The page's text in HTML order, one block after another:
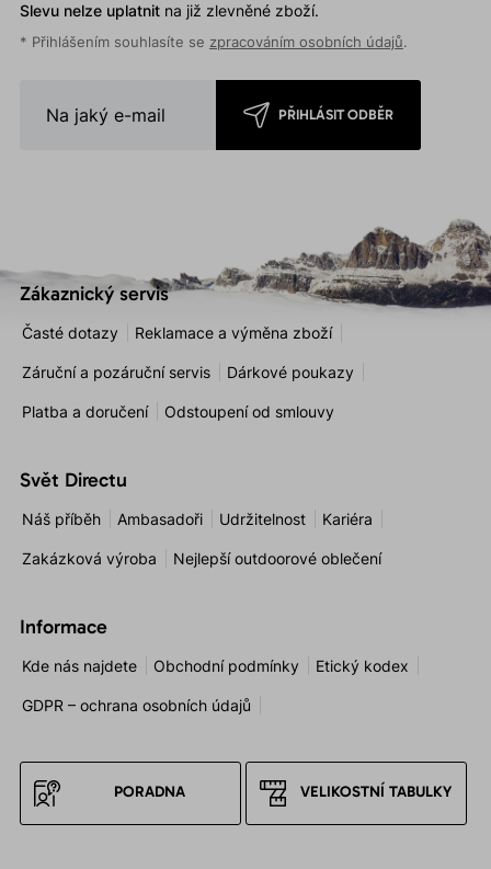
Slevu nelze uplatnitna již zlevněné zboží.
* Přihlášením souhlasíte se zpracováním osobních údajů.
PŘIHLÁSIT ODBĚR
Zákaznický servis
Časté dotazy Reklamace a výměna zboží
Záruční a pozáruční servis Dárkové poukazy
Platba a doručení Odstoupení od smlouvy
Svět Directu
Náš příběh Ambasadoři Udržitelnost Kariéra
Zakázková výroba Nejlepší outdoorové oblečení
Informace
Kde nás najdete Obchodní podmínky Etický kodex
GDPR – ochrana osobních údajů
PORADNA VELIKOSTNÍ TABULKY